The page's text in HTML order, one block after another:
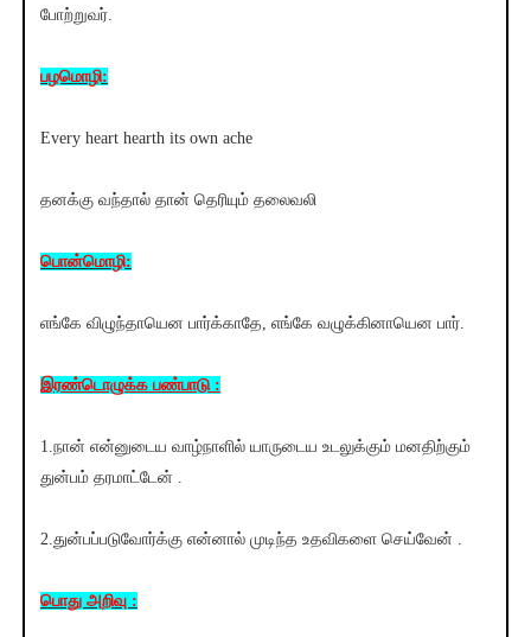
போற்றுவர்.
பழமொழி:
Every heart hearth its own ache
தனக்கு வந்தால் தான் தெரியும் தலைவலி
பொன்மொழி:
எங்கே விழுந்தாயென பார்க்காதே, எங்கே வழுக்கினாயென பார்.
இரண்டொழுக்க பண்பாடு :
1.நான் என்னுடைய வாழ்நாளில் யாருடைய உடலுக்கும் மனதிற்கும்
துன்பம் தரமாட்டேன் .
2.துன்பப்படுவோர்க்கு என்னால் முடிந்த உதவிகளை செய்வேன் .
பொது அறிவு :